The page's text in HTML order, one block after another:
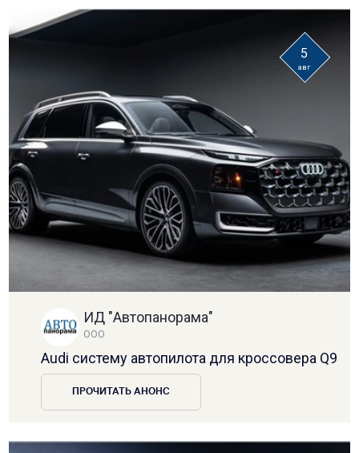
5
авг
ИД "Автопанорама"
ООО
Audi систему автопилота для кроссовера Q9
ПРОЧИТАТЬ АНОНС